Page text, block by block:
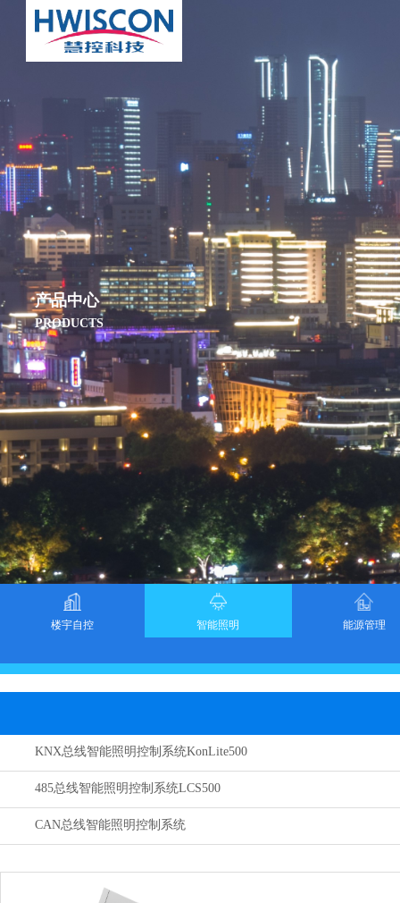
产品中心
PRODUCTS
楼宇自控 智能照明 能源管理
KNX总线智能照明控制系统KonLite500
485总线智能照明控制系统LCS500
CAN总线智能照明控制系统